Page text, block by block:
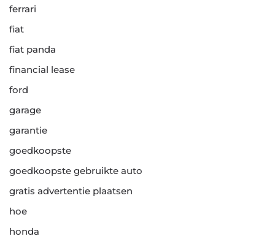
ferrari
fiat
fiat panda
financial lease
ford
garage
garantie
goedkoopste
goedkoopste gebruikte auto
gratis advertentie plaatsen
hoe
honda